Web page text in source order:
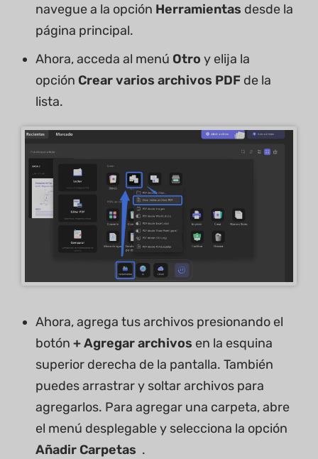
navegue a la opción Herramientas desde la
página principal.
Ahora, acceda al menú Otro y elija la
opción Crear varios archivos PDF de la
lista.
Ahora, agrega tus archivos presionando el
botón + Agregar archivos en la esquina
superior derecha de la pantalla. También
puedes arrastrar y soltar archivos para
agregarlos. Para agregar una carpeta, abre
el menú desplegable y selecciona la opción
Añadir Carpetas .